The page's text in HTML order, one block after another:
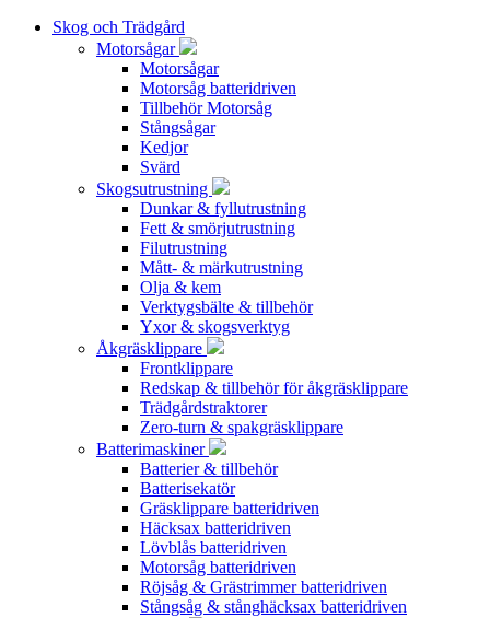
Skog och Trädgård
Motorsågar
Motorsågar
Motorsåg batteridriven
Tillbehör Motorsåg
Stångsågar
Kedjor
Svärd
Skogsutrustning
Dunkar & fyllutrustning
Fett & smörjutrustning
Filutrustning
Mått- & märkutrustning
Olja & kem
Verktygsbälte & tillbehör
Yxor & skogsverktyg
Åkgräsklippare
Frontklippare
Redskap & tillbehör för åkgräsklippare
Trädgårdstraktorer
Zero-turn & spakgräsklippare
Batterimaskiner
Batterier & tillbehör
Batterisekatör
Gräsklippare batteridriven
Häcksax batteridriven
Lövblås batteridriven
Motorsåg batteridriven
Röjsåg & Grästrimmer batteridriven
Stångsåg & stånghäcksax batteridriven